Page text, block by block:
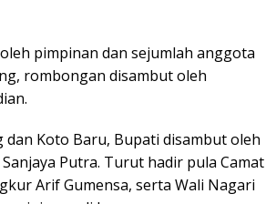
pimpinan dan sejumlah anggota
rombongan disambut oleh
dan Koto Baru, Bupati disambut oleh
Putra. Turut hadir pula Camat
Arif Gumensa, serta Wali Nagari